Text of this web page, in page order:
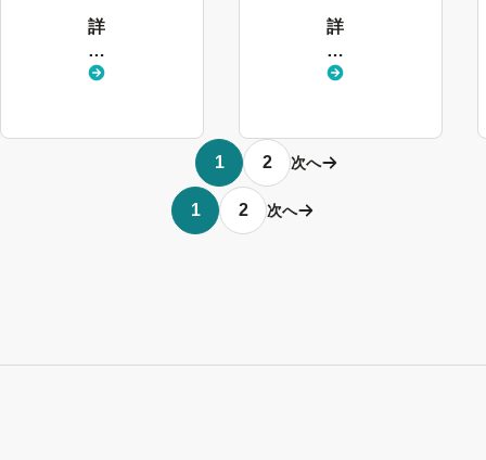
詳
し
く
判！（株式会
社サッポロド
ラッグスト
詳
し
く
1 2 次へ
1 2 次へ